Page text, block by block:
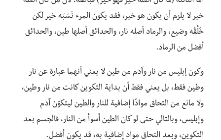
خير لا يلزم أن يكون هو خير، فقد يكون المرء نَسَبَه خير لكن
خُلُقُه وضيع، والرماد أصله نار، والحدائق أصلها طين، والحدائق
أفضل من الرماد.
وكون إبليس من نار وآدم من طين لا يعني أنهما عبارة عن نار
وطين فقط، بل يعني فقط أن بداية التكوين كانت من نار وطين،
ولا مانع من التحاق موادًا إضافية للنار والطين ليتكوّن آدم
وإبليس، وبالتالي حتى لو كان الطين أسوأ من النار، فالجسم بعد
التكوين، وبعد التحاق مواد إضافية به، قد يكون أفضل.